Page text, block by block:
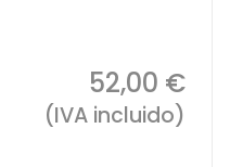
52,00 €
(IVA incluido)